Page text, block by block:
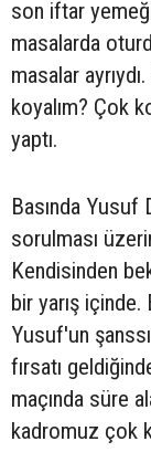
son iftar
masalarda
masalar
koyalım? Çok
yaptı.
Basında Yusuf
sorulması
Kendisinden
bir yarış
Yusuf'un
fırsatı
maçında süre
kadromuz çok